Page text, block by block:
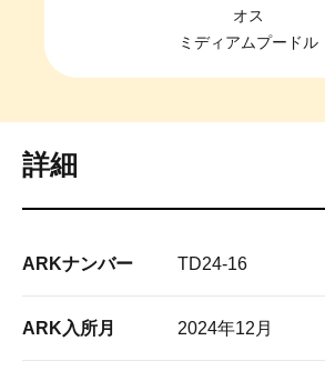
オス
ミディアムプードル
詳細
ARKナンバー TD24-16
ARK入所月 2024年12月